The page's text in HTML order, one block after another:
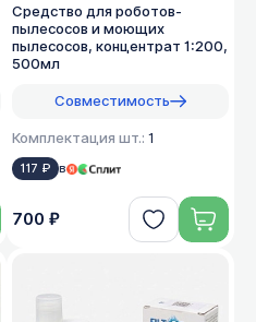
Средство для роботов-
пылесосов и моющих
пылесосов, концентрат 1:200,
500мл
Совместимость
Комплектация шт.: 1
117 ₽ в
700 ₽